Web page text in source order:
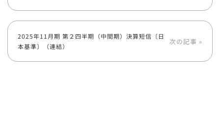
2025年11月期 第２四半期（中間期）決算短信〔日
本基準〕（連結）
次の記事 »